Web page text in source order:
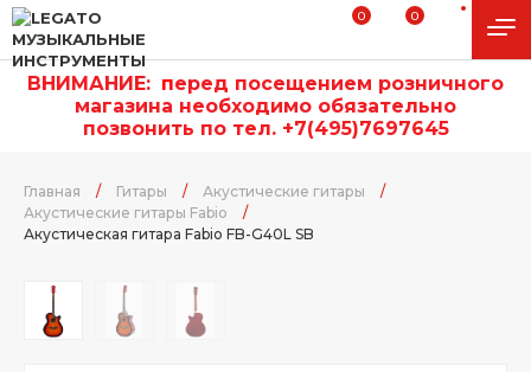
0 0
ВНИМАНИЕ: перед посещением розничного
магазина необходимо обязательно
позвонить по тел. +7(495)7697645
Главная / Гитары / Акустические гитары
/
Акустические гитары Fabio
/
Акустическая гитара Fabio FB-G40L SB